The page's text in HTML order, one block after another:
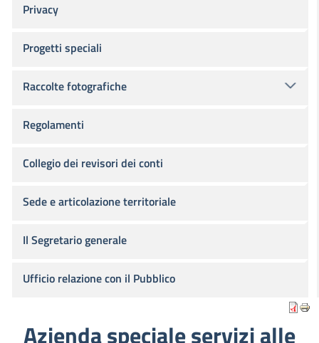
Azienda speciale servizi alle
Privacy
Progetti speciali
Raccolte fotografiche
Regolamenti
Collegio dei revisori dei conti
Sede e articolazione territoriale
Il Segretario generale
Ufficio relazione con il Pubblico